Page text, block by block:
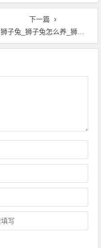
下一篇
狮子兔_狮子兔怎么养_狮子兔图片